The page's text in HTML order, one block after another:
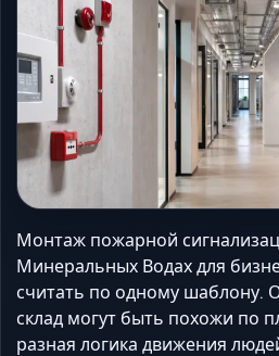
Монтаж пожарной
Минеральных Водах для
считать по одному шаблону.
склад могут быть похожи по
разная логика движения